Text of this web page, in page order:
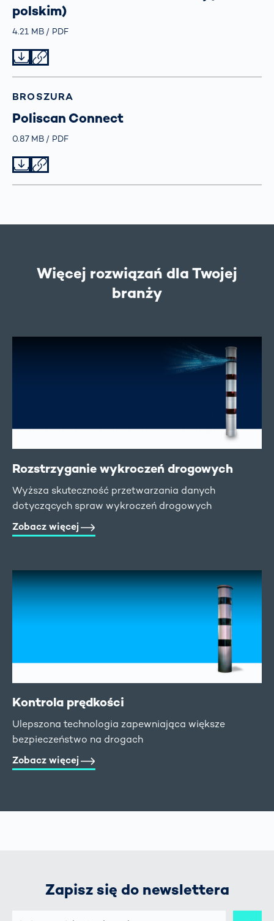
polskim)
Größe
4.21 MB TypPDF
BROSZURA
Poliscan Connect
Größe
0.87 MB TypPDF
Więcej rozwiązań dla Twojej
branży
Rozstrzyganie wykroczeń drogowych
Wyższa skuteczność przetwarzania danych
dotyczących spraw wykroczeń drogowych
Zobacz więcej
Kontrola prędkości
Ulepszona technologia zapewniająca większe
bezpieczeństwo na drogach
Zobacz więcej
Zapisz się do newslettera